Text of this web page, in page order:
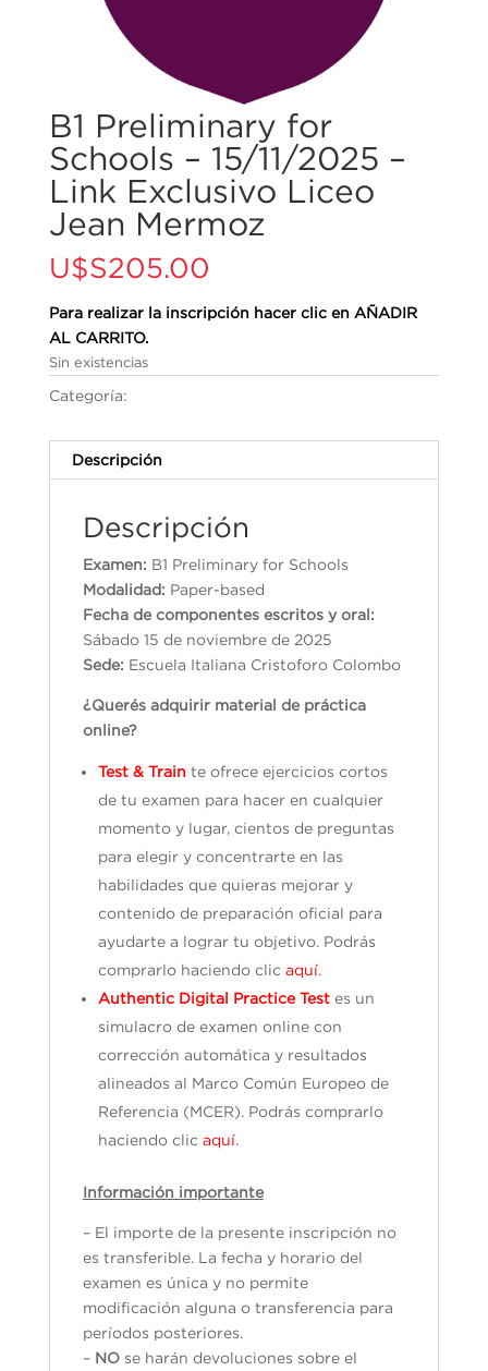
B1 Preliminary for
Schools – 15/11/2025 –
Link Exclusivo Liceo
Jean Mermoz
U$S205.00
Para realizar la inscripción hacer clic en AÑADIR
AL CARRITO.
Sin existencias
Categoría:
Descripción
Descripción
Examen: B1 Preliminary for Schools
Modalidad: Paper-based
Fecha de componentes escritos y oral:
Sábado 15 de noviembre de 2025
Sede: Escuela Italiana Cristoforo Colombo
¿Querés adquirir material de práctica
online?
Test & Train te ofrece ejercicios cortos
de tu examen para hacer en cualquier
momento y lugar, cientos de preguntas
para elegir y concentrarte en las
habilidades que quieras mejorar y
contenido de preparación oficial para
ayudarte a lograr tu objetivo. Podrás
comprarlo haciendo clic aquí.
Authentic Digital Practice Test es un
simulacro de examen online con
corrección automática y resultados
alineados al Marco Común Europeo de
Referencia (MCER). Podrás comprarlo
haciendo clic aquí.
Información importante
– El importe de la presente inscripción no
es transferible. La fecha y horario del
examen es única y no permite
modificación alguna o transferencia para
períodos posteriores.
– NOse harán devoluciones sobre el